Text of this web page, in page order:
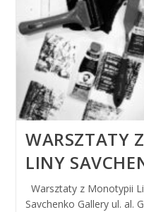
WARSZTATY
LINY
Warsztaty z Monotypii
Savchenko Gallery ul. al.